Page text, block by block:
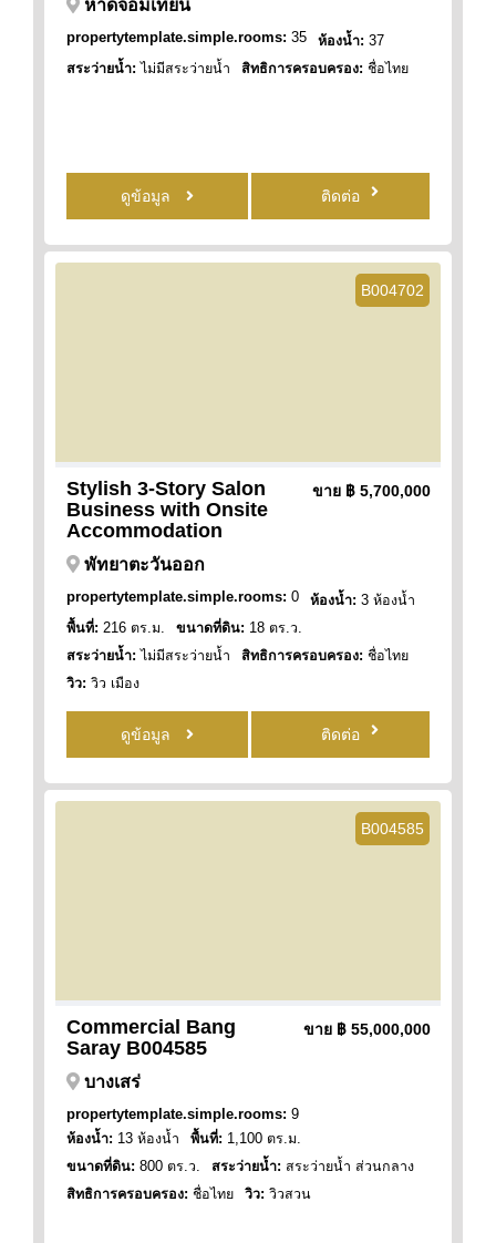
หาดจอมเทียน
propertytemplate.simple.rooms: 35 ห้องน้ำ: 37
สระว่ายน้ำ: ไม่มีสระว่ายน้ำ สิทธิการครอบครอง: ชื่อไทย
ดูข้อมูล ติดต่อ
B004702
Stylish 3-Story Salon
Business with Onsite
Accommodation
ขาย ฿ 5,700,000
พัทยาตะวันออก
propertytemplate.simple.rooms: 0 ห้องน้ำ: 3 ห้องน้ำ
พื้นที่: 216 ตร.ม. ขนาดที่ดิน: 18 ตร.ว.
สระว่ายน้ำ: ไม่มีสระว่ายน้ำ สิทธิการครอบครอง: ชื่อไทย
วิว: วิว เมือง
ดูข้อมูล ติดต่อ
B004585
Commercial Bang
Saray B004585
ขาย ฿ 55,000,000
บางเสร่
propertytemplate.simple.rooms: 9
ห้องน้ำ: 13 ห้องน้ำ พื้นที่: 1,100 ตร.ม.
ขนาดที่ดิน: 800 ตร.ว. สระว่ายน้ำ: สระว่ายน้ำ ส่วนกลาง
สิทธิการครอบครอง: ชื่อไทย วิว: วิวสวน